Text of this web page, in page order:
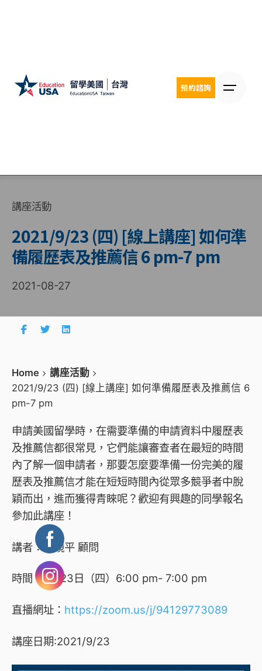
預約諮詢
講座活動
2021/9/23 (四) [線上講座] 如何準
備履歷表及推薦信 6 pm-7 pm
2021-08-27
Home
講座活動
2021/9/23 (四) [線上講座] 如何準備履歷表及推薦信 6
pm-7 pm
申請美國留學時，在需要準備的申請資料中履歷表
及推薦信都很常見，它們能讓審查者在最短的時間
內了解一個申請者，那要怎麼要準備一份完美的履
歷表及推薦信才能在短短時間內從眾多競爭者中脫
穎而出，進而獲得青睞呢？歡迎有興趣的同學報名
參加此講座！
講者：傅鏡平 顧問
時間：9月23日（四）6:00 pm- 7:00 pm
直播網址： https://zoom.us/j/94129773089
講座日期:2021/9/23